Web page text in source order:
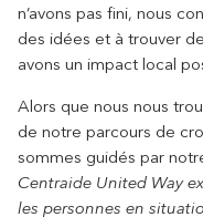
n’avons pas fini, nous
des idées et à trouver
avons un impact local
Alors que nous nous
de notre parcours de
sommes guidés par
Centraide United Way
les personnes en